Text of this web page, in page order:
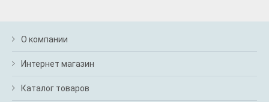
О компании
Интернет магазин
Каталог товаров